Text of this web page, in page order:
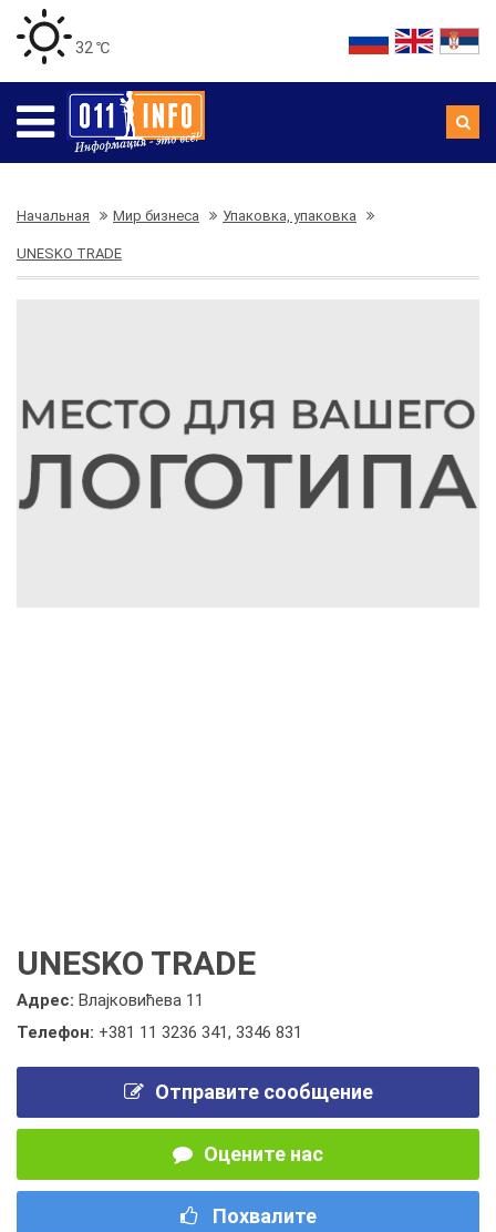
32 ℃
Начальная Мир бизнеса Упаковка, упаковка
UNESKO TRADE
UNESKO TRADE
Адрес: Влајковићева 11
Телефон: +381 11 3236 341, 3346 831
Отправите сообщение
Оцените нас
Похвалите